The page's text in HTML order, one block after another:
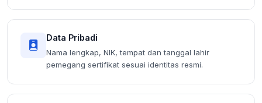
Data Pribadi
Nama lengkap, NIK, tempat dan tanggal lahir
pemegang sertifikat sesuai identitas resmi.